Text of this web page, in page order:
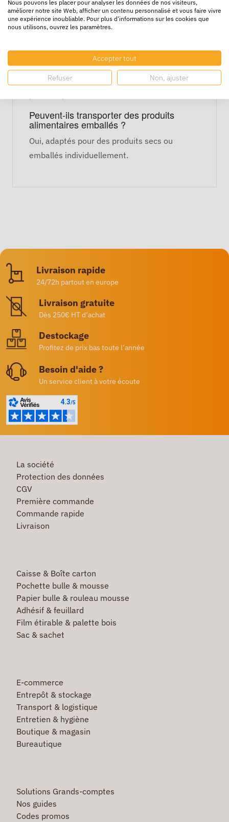
Quantité : 50 sacs par colis
Matériau : papier kraft solide
Conviennent-ils pour des cadeaux ou
échantillons ?
Oui, parfaits pour les petits articles et
Peuvent-ils transporter des produits
alimentaires emballés ?
Oui, adaptés pour des produits secs ou
emballés individuellement.
Livraison rapide
24/72h partout en europe
Livraison gratuite
Dès 250€ HT d’achat
Destockage
Profitez de prix bas toute l’année
Besoin d'aide ?
Un service client à votre écoute
La société
Protection des données
CGV
Première commande
Commande rapide
Livraison
Caisse & Boîte carton
Pochette bulle & mousse
Papier bulle & rouleau mousse
Adhésif & feuillard
Film étirable & palette bois
Sac & sachet
E-commerce
Entrepôt & stockage
Transport & logistique
Entretien & hygiène
Boutique & magasin
Bureautique
Solutions Grands-comptes
Nos guides
Codes promos
Nous pouvons les placer pour analyser les données de nos visiteurs,
améliorer notre site Web, afficher un contenu personnalisé et vous faire vivre
une expérience inoubliable. Pour plus d'informations sur les cookies que
nous utilisons, ouvrez les paramètres.
Accepter tout
Refuser Non, ajuster